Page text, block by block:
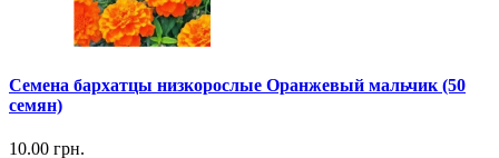
Семена бархатцы низкорослые Оранжевый мальчик (50
семян)
10.00 грн.